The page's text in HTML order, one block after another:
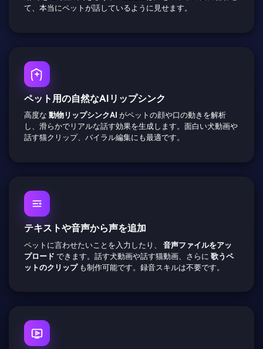
て、本当にペットが話しているように見せます。
ペット用の自然なAIリップシンク
高度な 動物リップシンクAI がペットの顔や口の動きを解析
し、滑らかでリアルな話す効果を生成します。面白い犬動画や
話す猫クリップ、バイラル編集にも最適です。
テキストや音声から声を追加
ペットに言わせたいことを入力したり、 音声ファイルをアッ
プロード できます。話す犬動画や話す猫動画、さらに 歌うペ
ットのクリップも制作可能です。録音スキルは不要です。